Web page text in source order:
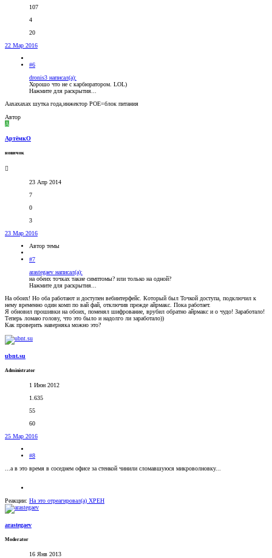
107
4
20
22 Мар 2016
#6
dronis3 написал(а):
Хорошо что не с карбюратором. LOL)
Нажмите для раскрытия...
Аахахахах шутка года,инжектор POE=блок питания
Автор
А
АртёмкО
новичок
23 Апр 2014
7
0
3
23 Мар 2016
Автор темы
#7
arastegaev написал(а):
на обеих точках такие симптомы? или только на одной?
Нажмите для раскрытия...
На обоих! Но оба работают и доступен вебинтерфейс. Который был Точкой доступа, подключил к
нему временно один комп по вай фай, отключив прежде айрмакс. Пока работает.
Я обновил прошивки на обоих, поменял шифрование, врубил обратно айрмакс и о чудо! Заработало!
Теперь ломаю голову, что это было и надолго ли заработало))
Как проверить наверняка можно это?
ubnt.su
Administrator
1 Июн 2012
1.635
55
60
25 Мар 2016
#8
...а в это время в соседнем офисе за стенкой чинили сломавшуюся микроволновку...
Реакции: На это отреагировал(а) XPEH
arastegaev
Moderator
16 Янв 2013